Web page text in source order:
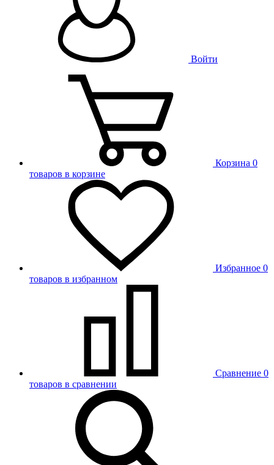
Войти
Корзина 0
товаров в корзине
Избранное 0
товаров в избранном
Сравнение 0
товаров в сравнении